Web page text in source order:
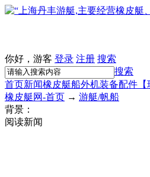
你好，游客 登录 注册 搜索
搜索
首页新闻橡皮艇船外机装备配件
橡皮艇网-首页 → 游艇/帆船
背景：
阅读新闻